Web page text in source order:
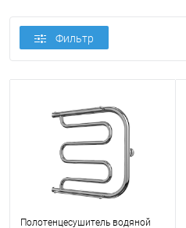
Фильтр
Полотенцесушитель водяной